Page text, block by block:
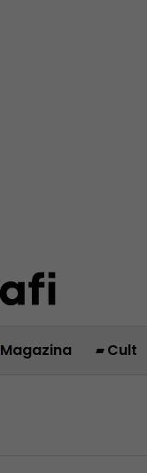
Magazina Cult